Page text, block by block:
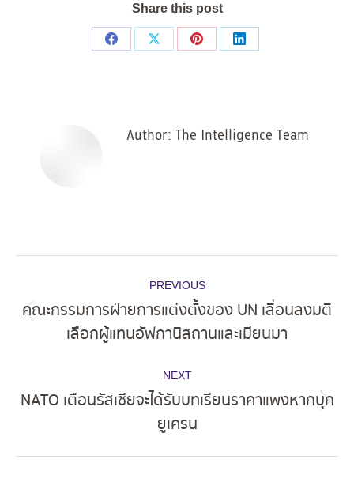
Share this post
Share
Share
Share
Share
Author: The Intelligence Team
navigation
PREVIOUS
post:
คณะกรรมการฝ่ายการแต่งตั้งของ UN เลื่อนลงมติ
เลือกผู้แทนอัฟกานิสถานและเมียนมา
NEXT
post:
NATO เตือนรัสเซียจะได้รับบทเรียนราคาแพงหากบุก
ยูเครน